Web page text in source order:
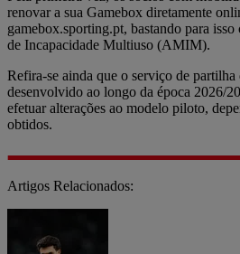
renovar a sua Gamebox diretamente
gamebox.sporting.pt, bastando para
de Incapacidade Multiuso (AMIM).
Refira-se ainda que o serviço de partilha
desenvolvido ao longo da época 2026/
efetuar alterações ao modelo piloto,
obtidos.
Artigos Relacionados: